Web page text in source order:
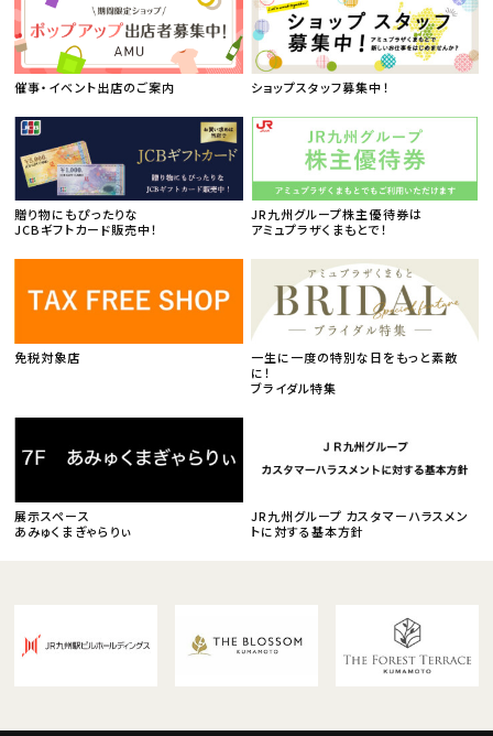
催事・イベント出店のご案内 ショップスタッフ募集中！
贈り物にもぴったりな
JCBギフトカード販売中！
JR九州グループ株主優待券は
アミュプラザくまもとで！
免税対象店
一生に一度の特別な日をもっと素敵
に！
ブライダル特集
展示スペース
あみゅくまぎゃらりぃ
JR九州グループ カスタマーハラスメン
トに対する基本方針